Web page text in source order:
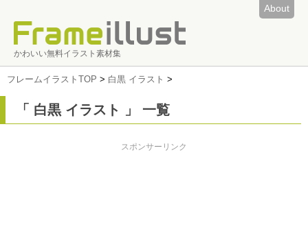
About
かわいい無料イラスト素材集
フレームイラストTOP > 白黒 イラスト >
「 白黒 イラスト 」 一覧
スポンサーリンク